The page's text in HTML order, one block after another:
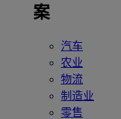
案
汽车
农业
物流
制造业
零售